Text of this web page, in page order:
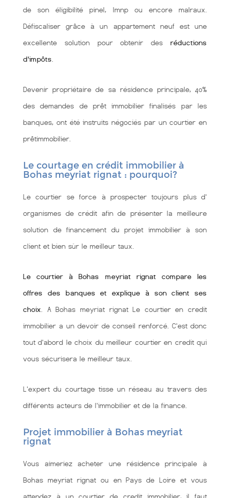
de son éligibilité pinel, lmnp ou encore malraux.
Défiscaliser grâce à un appartement neuf est une
excellente solution pour obtenir des réductions
d'impôts
Devenir propriétaire de sa résidence principale, 40%
des demandes de prêt immobilier finalisés par les
banques, ont été instruits négociés par un courtier en
prêtimmobilier.
Le courtage en crédit immobilier à
Bohas meyriat rignat : pourquoi?
Le courtier se force à prospecter toujours plus d'
organismes de crédit afin de présenter la meilleure
solution de financement du projet immobilier à son
client et bien sùr le meilleur taux.
Le courtier à Bohas meyriat rignat compare les
offres des banques et explique à son client ses
choix . A Bohas meyriat rignat Le courtier en credit
immobilier a un devoir de conseil renforcé. C'est donc
tout d'abord le choix du meilleur courtier en credit qui
vous sécurisera le meilleur taux.
L'expert du courtage tisse un réseau au travers des
différents acteurs de l'immobilier et de la finance.
Projet immobilier à Bohas meyriat
rignat
Vous aimeriez acheter une résidence principale à
Bohas meyriat rignat ou en Pays de Loire et vous